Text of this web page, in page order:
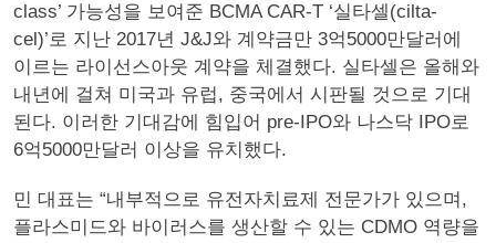
class’ 가능성을 보여준 BCMA CAR-T ‘실타셀(cilta-
cel)’로 지난 2017년 J&J와 계약금만 3억5000만달러에
이르는 라이선스아웃 계약을 체결했다. 실타셀은 올해와
내년에 걸쳐 미국과 유럽, 중국에서 시판될 것으로 기대
된다. 이러한 기대감에 힘입어 pre-IPO와 나스닥 IPO로
6억5000만달러 이상을 유치했다.
민 대표는 “내부적으로 유전자치료제 전문가가 있으며,
플라스미드와 바이러스를 생산할 수 있는 CDMO 역량을